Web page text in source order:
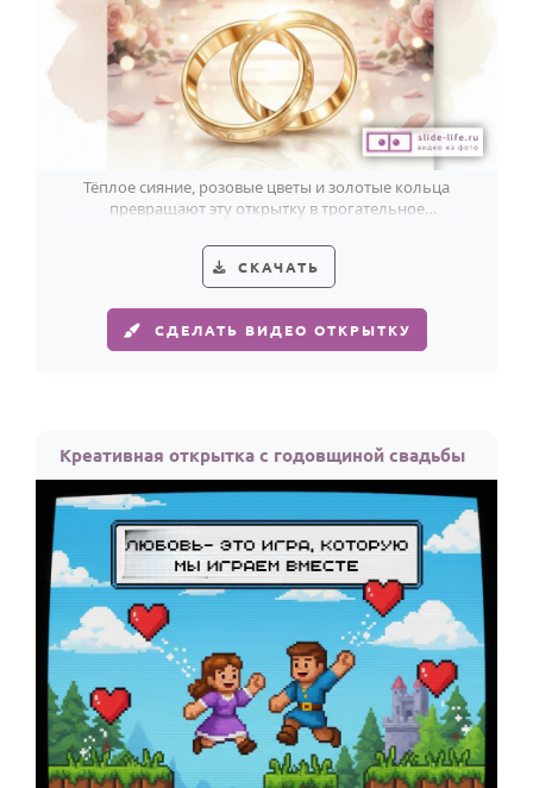
Тёплое сияние, розовые цветы и золотые кольца
превращают эту открытку в трогательное
СКАЧАТЬ
СДЕЛАТЬ ВИДЕО ОТКРЫТКУ
Креативная открытка с годовщиной свадьбы